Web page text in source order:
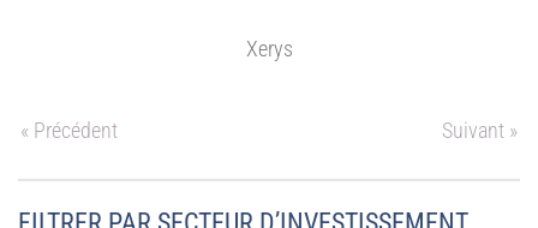
Xerys
« Précédent Suivant »